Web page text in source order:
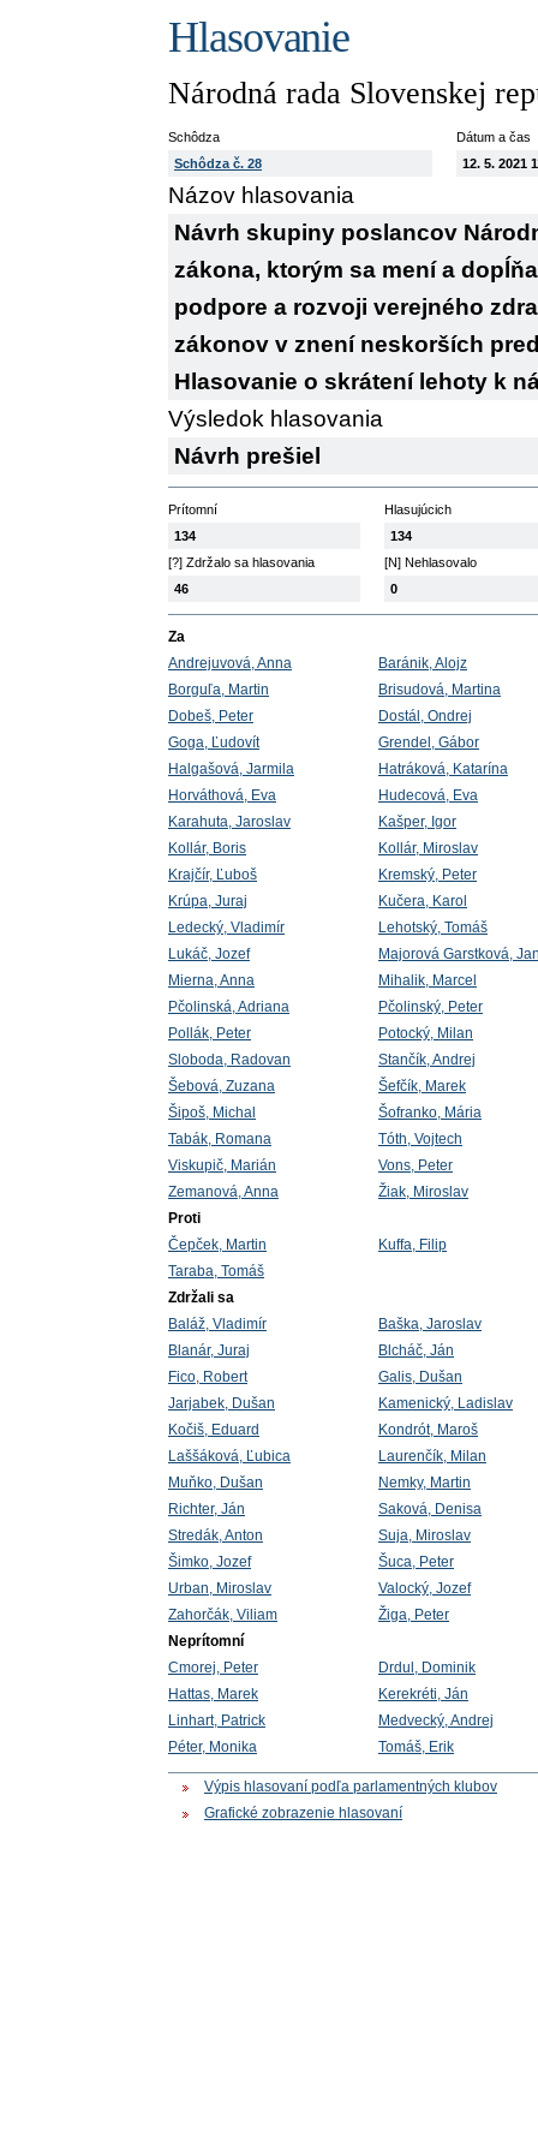
Hlasovanie
Národná rada Slovenskej
Schôdza
Schôdza č. 28
Dátum a čas
12. 5. 2021
Názov hlasovania
Návrh skupiny poslancov
zákona, ktorým sa mení a
podpore a rozvoji verejného
zákonov v znení neskorších
Hlasovanie o skrátení lehoty k
Výsledok hlasovania
Návrh prešiel
Prítomní
134
Hlasujúcich
134
[?] Zdržalo sa hlasovania
46
[N] Nehlasovalo
0
Za
Andrejuvová, Anna
Baránik, Alojz
Borguľa, Martin
Brisudová, Martina
Dobeš, Peter
Dostál, Ondrej
Goga, Ľudovít
Grendel, Gábor
Halgašová, Jarmila
Hatráková, Katarína
Horváthová, Eva
Hudecová, Eva
Karahuta, Jaroslav
Kašper, Igor
Kollár, Boris
Kollár, Miroslav
Krajčír, Ľuboš
Kremský, Peter
Krúpa, Juraj
Kučera, Karol
Ledecký, Vladimír
Lehotský, Tomáš
Lukáč, Jozef
Majorová Garstková,
Mierna, Anna
Mihalik, Marcel
Pčolinská, Adriana
Pčolinský, Peter
Pollák, Peter
Potocký, Milan
Sloboda, Radovan
Stančík, Andrej
Šebová, Zuzana
Šefčík, Marek
Šipoš, Michal
Šofranko, Mária
Tabák, Romana
Tóth, Vojtech
Viskupič, Marián
Vons, Peter
Zemanová, Anna
Žiak, Miroslav
Proti
Čepček, Martin
Kuffa, Filip
Taraba, Tomáš
Zdržali sa
Baláž, Vladimír
Baška, Jaroslav
Blanár, Juraj
Blcháč, Ján
Fico, Robert
Galis, Dušan
Jarjabek, Dušan
Kamenický, Ladislav
Kočiš, Eduard
Kondrót, Maroš
Laššáková, Ľubica
Laurenčík, Milan
Muňko, Dušan
Nemky, Martin
Richter, Ján
Saková, Denisa
Stredák, Anton
Suja, Miroslav
Šimko, Jozef
Šuca, Peter
Urban, Miroslav
Valocký, Jozef
Zahorčák, Viliam
Žiga, Peter
Neprítomní
Cmorej, Peter
Drdul, Dominik
Hattas, Marek
Kerekréti, Ján
Linhart, Patrick
Medvecký, Andrej
Péter, Monika
Tomáš, Erik
Výpis hlasovaní podľa parlamentných klubov
Grafické zobrazenie hlasovaní